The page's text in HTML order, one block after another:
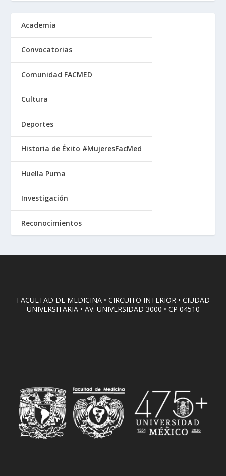
Academia
Convocatorias
Comunidad FACMED
Cultura
Deportes
Historia de Éxito #MujeresFacMed
Huella Puma
Investigación
Reconocimientos
FACULTAD DE MEDICINA • CIRCUITO INTERIOR • CIUDAD
UNIVERSITARIA • AV. UNIVERSIDAD 3000 • CP 04510